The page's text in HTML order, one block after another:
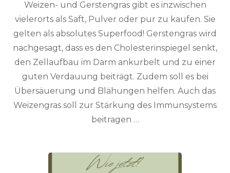
Weizen- und Gerstengras gibt es inzwischen
vielerorts als Saft, Pulver oder pur zu kaufen. Sie
gelten als absolutes Superfood! Gerstengras wird
nachgesagt, dass es den Cholesterinspiegel senkt,
den Zellaufbau im Darm ankurbelt und zu einer
guten Verdauung beiträgt. Zudem soll es bei
Übersäuerung und Blähungen helfen. Auch das
Weizengras soll zur Stärkung des Immunsystems
beitragen …